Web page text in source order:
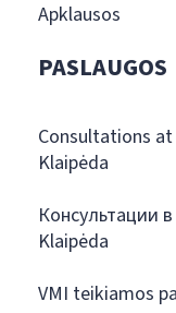
Apklausos
PASLAUGOS
Consultations
Klaipėda
Консультации
Klaipėda
VMI teikiamos